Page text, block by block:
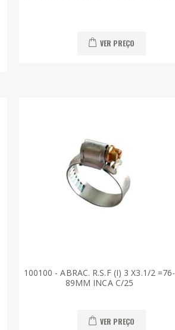
VER PREÇO
100100 - ABRAC. R.S.F (I) 3 X3.1/2 =76-
89MM INCA C/25
VER PREÇO